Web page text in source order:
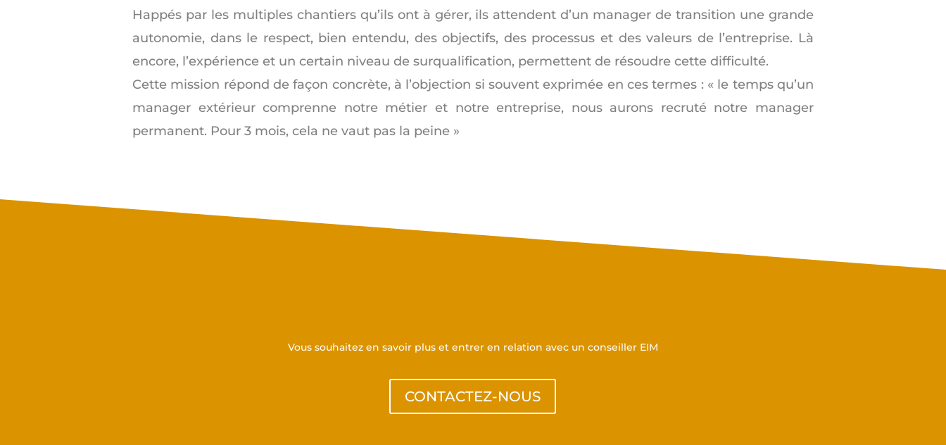
Happés par les multiples chantiers qu’ils ont à gérer, ils attendent d’un manager de transition une grande
autonomie, dans le respect, bien entendu, des objectifs, des processus et des valeurs de l’entreprise. Là
encore, l’expérience et un certain niveau de surqualification, permettent de résoudre cette difficulté.
Cette mission répond de façon concrète, à l’objection si souvent exprimée en ces termes : « le temps qu’un
manager extérieur comprenne notre métier et notre entreprise, nous aurons recruté notre manager
permanent. Pour 3 mois, cela ne vaut pas la peine »
Vous souhaitez en savoir plus et entrer en relation avec un conseiller EIM
CONTACTEZ-NOUS